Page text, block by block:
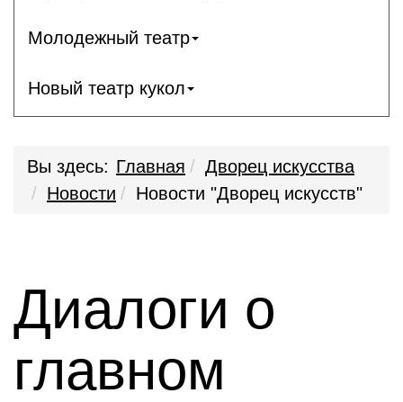
Молодежный театр
Новый театр кукол
Вы здесь: Главная
Дворец искусства
Новости
Новости "Дворец искусств"
Диалоги о
главном